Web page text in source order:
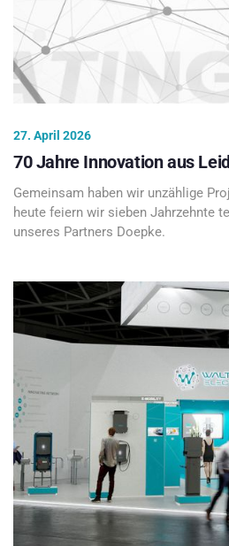
27. April 2026
70 Jahre Innovation aus
Gemeinsam haben wir unzählige
heute feiern wir sieben Jahrzehnte
unseres Partners Doepke.